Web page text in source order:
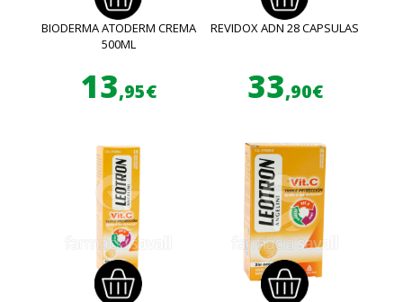
BIODERMA ATODERM CREMA
500ML
13,95€
REVIDOX ADN 28 CAPSULAS
33,90€